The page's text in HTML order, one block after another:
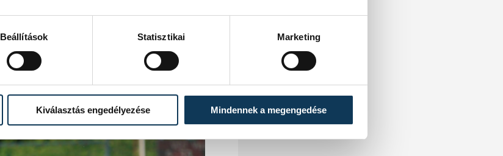
Beállítások Statisztikai Marketing
Kiválasztás engedélyezése Mindennek a megengedése